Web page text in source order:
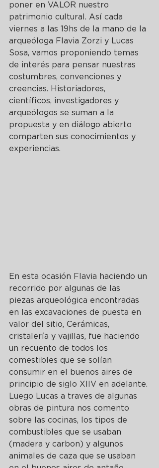
poner en VALOR nuestro
patrimonio cultural. Así cada
viernes a las 19hs de la mano de la
arqueóloga Flavia Zorzi y Lucas
Sosa, vamos proponiendo temas
de interés para pensar nuestras
costumbres, convenciones y
creencias. Historiadores,
científicos, investigadores y
arqueólogos se suman a la
propuesta y en diálogo abierto
comparten sus conocimientos y
experiencias.
En esta ocasión Flavia haciendo un
recorrido por algunas de las
piezas arqueológica encontradas
en las excavaciones de puesta en
valor del sitio, Cerámicas,
cristalería y vajillas, fue haciendo
un recuento de todos los
comestibles que se solían
consumir en el buenos aires de
principio de siglo XIIV en adelante.
Luego Lucas a traves de algunas
obras de pintura nos comento
sobre las cocinas, los tipos de
combustibles que se usaban
(madera y carbon) y algunos
animales de caza que se usaban